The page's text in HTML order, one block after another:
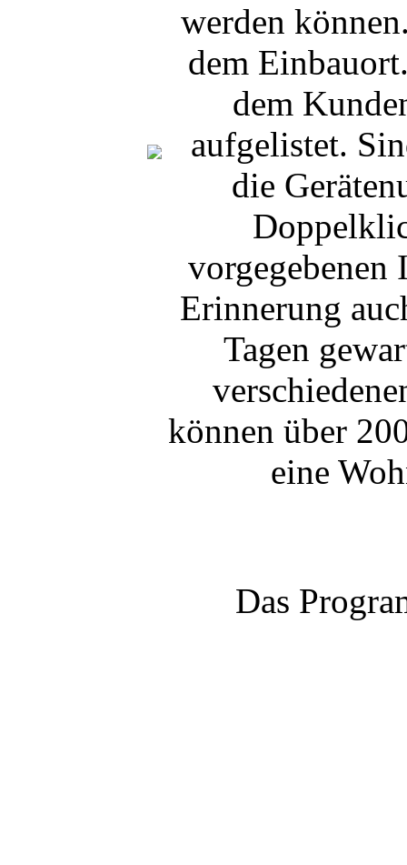
werden
dem
dem
aufgelistet.
die
vorgegebenen
Erinnerung
Tagen
können über
eine
Das